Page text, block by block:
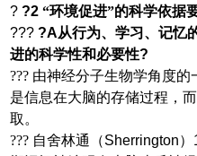
??2“环境促进”的科学依据
????A从行为、学习、记忆
进的科学性和必要性?
??? 由神经分子生物学角度
是信息在大脑的存储过程，
取。
??? 自舍林通（Sherrington）